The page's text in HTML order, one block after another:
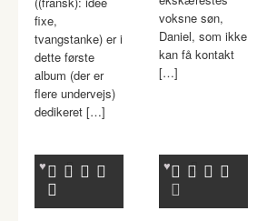
fixe,
tvangstanke) er i
dette første
album (der er
flere undervejs)
dedikeret […]
voksne søn,
Daniel, som ikke
kan få kontakt
[…]